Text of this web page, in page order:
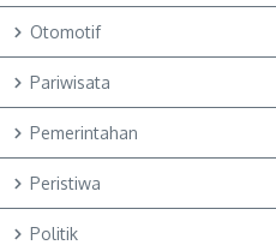
Otomotif
Pariwisata
Pemerintahan
Peristiwa
Politik